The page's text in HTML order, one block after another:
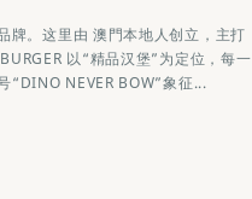
牌。这里由 澳⾨本地⼈创立，主打
以“精品汉堡”为定位，每⼀
“DINO NEVER BOW”象征...